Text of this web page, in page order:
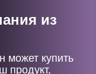
из
может купить
продукт,